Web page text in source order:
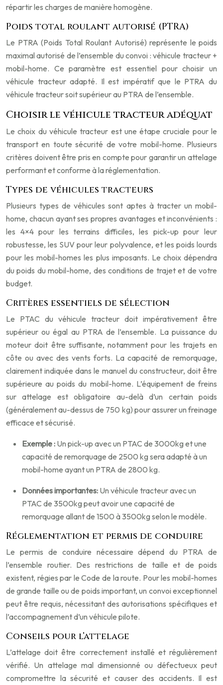
répartir les charges de manière homogène.
Poids total roulant autorisé (PTRA)
Le PTRA (Poids Total Roulant Autorisé) représente le poids
maximal autorisé de l’ensemble du convoi : véhicule tracteur +
mobil-home. Ce paramètre est essentiel pour choisir un
véhicule tracteur adapté. Il est impératif que le PTRA du
véhicule tracteur soit supérieur au PTRA de l’ensemble.
Choisir le véhicule tracteur adéquat
Le choix du véhicule tracteur est une étape cruciale pour le
transport en toute sécurité de votre mobil-home. Plusieurs
critères doivent être pris en compte pour garantir un attelage
performant et conforme à la réglementation.
Types de véhicules tracteurs
Plusieurs types de véhicules sont aptes à tracter un mobil-
home, chacun ayant ses propres avantages et inconvénients :
les 4×4 pour les terrains difficiles, les pick-up pour leur
robustesse, les SUV pour leur polyvalence, et les poids lourds
pour les mobil-homes les plus imposants. Le choix dépendra
du poids du mobil-home, des conditions de trajet et de votre
budget.
Critères essentiels de sélection
Le PTAC du véhicule tracteur doit impérativement être
supérieur ou égal au PTRA de l’ensemble. La puissance du
moteur doit être suffisante, notamment pour les trajets en
côte ou avec des vents forts. La capacité de remorquage,
clairement indiquée dans le manuel du constructeur, doit être
supérieure au poids du mobil-home. L’équipement de freins
sur attelage est obligatoire au-delà d’un certain poids
(généralement au-dessus de 750 kg) pour assurer un freinage
efficace et sécurisé.
Exemple : Un pick-up avec un PTAC de 3000kg et une
capacité de remorquage de 2500 kg sera adapté à un
mobil-home ayant un PTRA de 2800 kg.
Données importantes: Un véhicule tracteur avec un
PTAC de 3500kg peut avoir une capacité de
remorquage allant de 1500 à 3500kg selon le modèle.
Réglementation et permis de conduire
Le permis de conduire nécessaire dépend du PTRA de
l’ensemble routier. Des restrictions de taille et de poids
existent, régies par le Code de la route. Pour les mobil-homes
de grande taille ou de poids important, un convoi exceptionnel
peut être requis, nécessitant des autorisations spécifiques et
l’accompagnement d’un véhicule pilote.
Conseils pour l’attelage
L’attelage doit être correctement installé et régulièrement
vérifié. Un attelage mal dimensionné ou défectueux peut
compromettre la sécurité et causer des accidents. Il est